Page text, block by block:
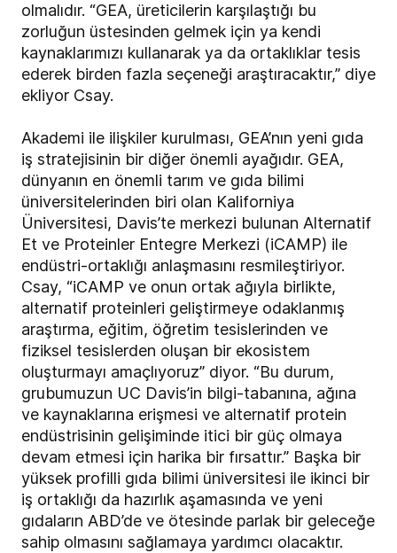
olmalıdır. “GEA, üreticilerin karşılaştığı bu
zorluğun üstesinden gelmek için ya kendi
kaynaklarımızı kullanarak ya da ortaklıklar tesis
ederek birden fazla seçeneği araştıracaktır,” diye
ekliyor Csay.
Akademi ile ilişkiler kurulması, GEA’nın yeni gıda
iş stratejisinin bir diğer önemli ayağıdır. GEA,
dünyanın en önemli tarım ve gıda bilimi
üniversitelerinden biri olan Kaliforniya
Üniversitesi, Davis’te merkezi bulunan Alternatif
Et ve Proteinler Entegre Merkezi (iCAMP) ile
endüstri-ortaklığı anlaşmasını resmileştiriyor.
Csay, “iCAMP ve onun ortak ağıyla birlikte,
alternatif proteinleri geliştirmeye odaklanmış
araştırma, eğitim, öğretim tesislerinden ve
fiziksel tesislerden oluşan bir ekosistem
oluşturmayı amaçlıyoruz” diyor. “Bu durum,
grubumuzun UC Davis’in bilgi-tabanına, ağına
ve kaynaklarına erişmesi ve alternatif protein
endüstrisinin gelişiminde itici bir güç olmaya
devam etmesi için harika bir fırsattır.” Başka bir
yüksek profilli gıda bilimi üniversitesi ile ikinci bir
iş ortaklığı da hazırlık aşamasında ve yeni
gıdaların ABD’de ve ötesinde parlak bir geleceğe
sahip olmasını sağlamaya yardımcı olacaktır.